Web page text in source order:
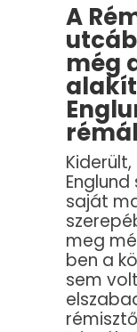
A
még
saját
meg
ben a
sem